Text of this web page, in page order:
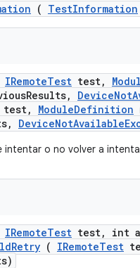
( TestInformation
IRemoteTest test,
Results, DeviceNot
test, ModuleDefinition
intentar o no volver a
IRemoteTest test, int
( IRemoteTest